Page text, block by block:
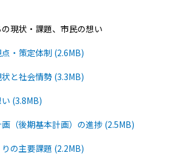
状・課題、市民の想い
・策定体制 (2.6MB)
と社会情勢 (3.3MB)
(3.8MB)
（後期基本計画）の進捗 (2.5MB)
の主要課題 (2.2MB)